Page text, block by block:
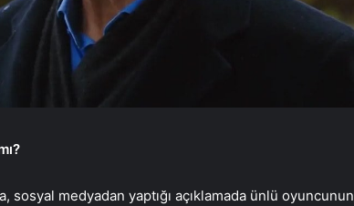
sosyal medyadan yaptığı açıklamada ünlü oyuncunun